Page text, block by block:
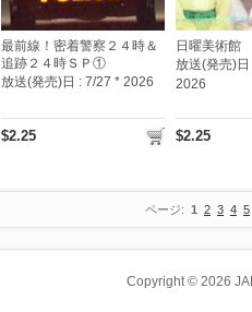
最前線！密着警察２４時＆
追跡２４時ＳＰ①
放送(発売)日 : 7/27 * 2026
$2.25
日曜美術館
放送(発売)日
2026
$2.25
ページ: 1 2 3 4 5
Copyright © 2026